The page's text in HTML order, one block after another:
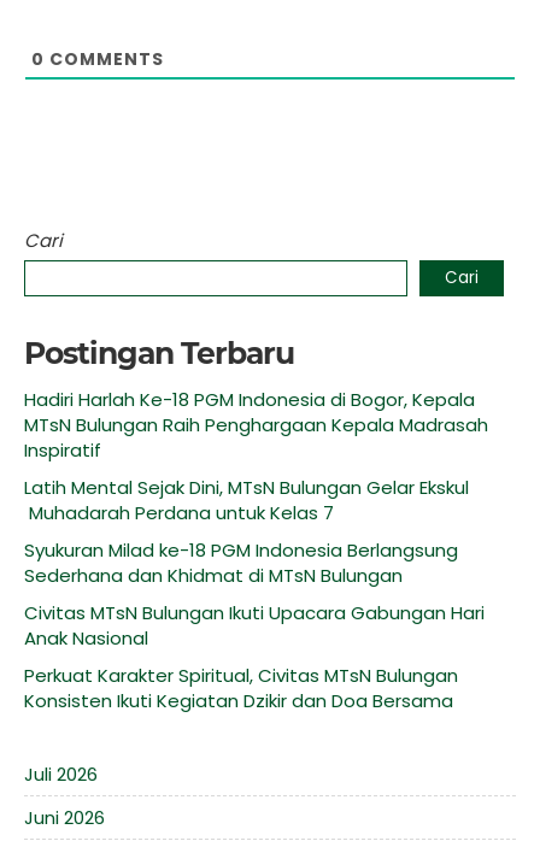
0 COMMENTS
Cari
Cari
Postingan Terbaru
Hadiri Harlah Ke-18 PGM Indonesia di Bogor, Kepala
MTsN Bulungan Raih Penghargaan Kepala Madrasah
Inspiratif
Latih Mental Sejak Dini, MTsN Bulungan Gelar Ekskul
Muhadarah Perdana untuk Kelas 7
Syukuran Milad ke-18 PGM Indonesia Berlangsung
Sederhana dan Khidmat di MTsN Bulungan
Civitas MTsN Bulungan Ikuti Upacara Gabungan Hari
Anak Nasional
Perkuat Karakter Spiritual, Civitas MTsN Bulungan
Konsisten Ikuti Kegiatan Dzikir dan Doa Bersama
Juli 2026
Juni 2026